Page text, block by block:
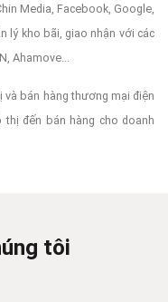
Media, Facebook, Google,
lý kho bãi, giao nhận với các
Ahamove...
bán hàng thương mại điện
đến bán hàng cho doanh
tôi